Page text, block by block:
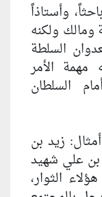
وأستاذاً
ومالك ولكنه
السلطة
الأمر
السلطان
زيد بن
علي شهيد
الثوار،